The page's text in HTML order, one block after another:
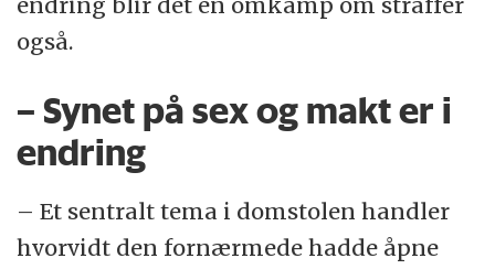
også.
– Synet på sex og makt er i
endring
– Et sentralt tema i domstolen handler
hvorvidt den fornærmede hadde åpne